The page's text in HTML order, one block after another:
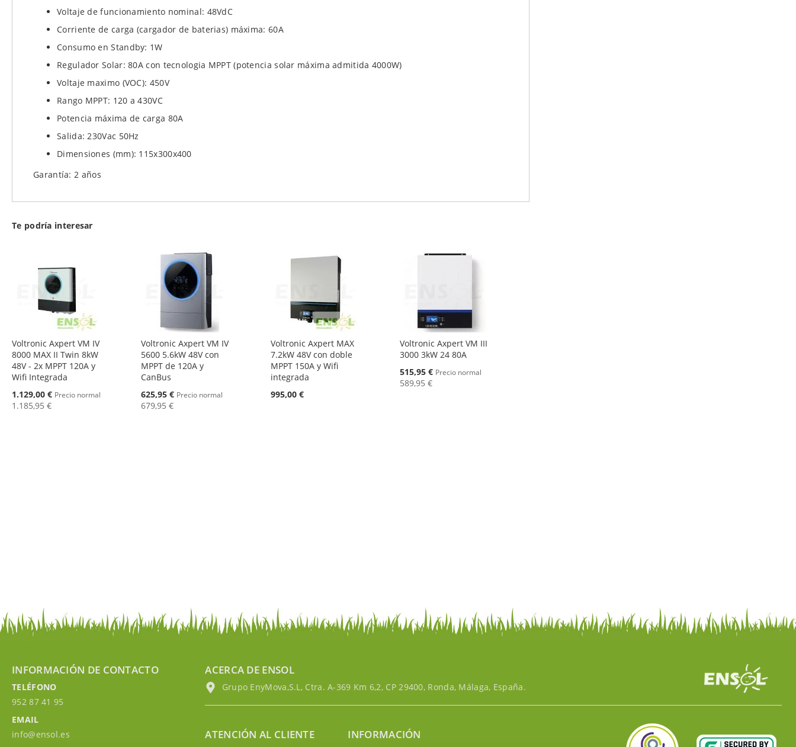
Voltaje de funcionamiento nominal: 48VdC
Corriente de carga (cargador de baterias) máxima: 60A
Consumo en Standby: 1W
Regulador Solar: 80A con tecnologia MPPT (potencia solar máxima admitida 4000W)
Voltaje maximo (VOC): 450V
Rango MPPT: 120 a 430VC
Potencia máxima de carga 80A
Salida: 230Vac 50Hz
Dimensiones (mm): 115x300x400
Garantía: 2 años
Te podría interesar
Voltronic Axpert VM IV
8000 MAX II Twin 8kW
48V - 2x MPPT 120A y
Wifi Integrada
Oferta
1.129,00 € Precio normal
1.185,95 €
Voltronic Axpert VM IV
5600 5.6kW 48V con
MPPT de 120A y
CanBus
Oferta
625,95 € Precio normal
679,95 €
Voltronic Axpert MAX
7.2kW 48V con doble
MPPT 150A y Wifi
integrada
995,00 €
Voltronic Axpert VM III
3000 3kW 24 80A
Oferta
515,95 € Precio normal
589,95 €
INFORMACIÓN DE CONTACTO
TELÉFONO
952 87 41 95
EMAIL
info@ensol.es
ACERCA DE ENSOL
Grupo EnyMova,S.L, Ctra. A-369 Km 6,2, CP 29400, Ronda, Málaga, España.
ATENCIÓN AL CLIENTE INFORMACIÓN